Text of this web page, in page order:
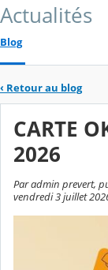
Actualités
Blog
‹ Retour au blog
CARTE
2026
Par admin prevert,
vendredi 3 juillet